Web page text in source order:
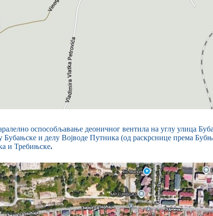
оспособљавање деоничног вентила на углу улица
и делу Војводе Путника (од раскрснице према
и Требињске.